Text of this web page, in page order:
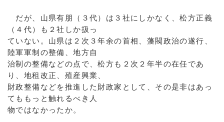
だが、山県有朋（３代）は３社にしかなく、松方正義
（４代）も２社しか扱っ
ていない。山県は２次３年余の首相、藩閥政治の遂行、
陸軍軍制の整備、地方自
治制の整備などの点で、松方も２次２年半の在任であ
り、地租改正、殖産興業、
財政整備などを推進した財政家として、その是非はあっ
てももっと触れるべき人
物ではなかったか。